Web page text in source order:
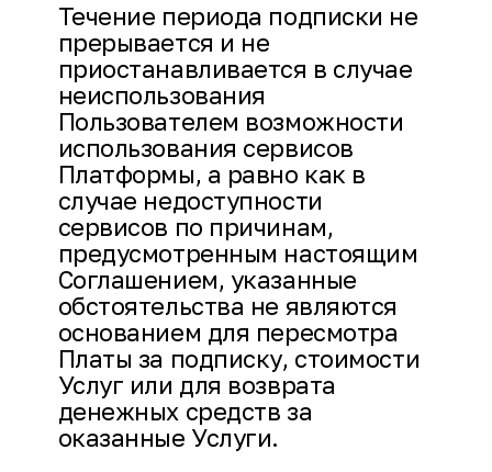
Течение периода подписки не
прерывается и не
приостанавливается в случае
неиспользования
Пользователем возможности
использования сервисов
Платформы, а равно как в
случае недоступности
сервисов по причинам,
предусмотренным настоящим
Соглашением, указанные
обстоятельства не являются
основанием для пересмотра
Платы за подписку, стоимости
Услуг или для возврата
денежных средств за
оказанные Услуги.